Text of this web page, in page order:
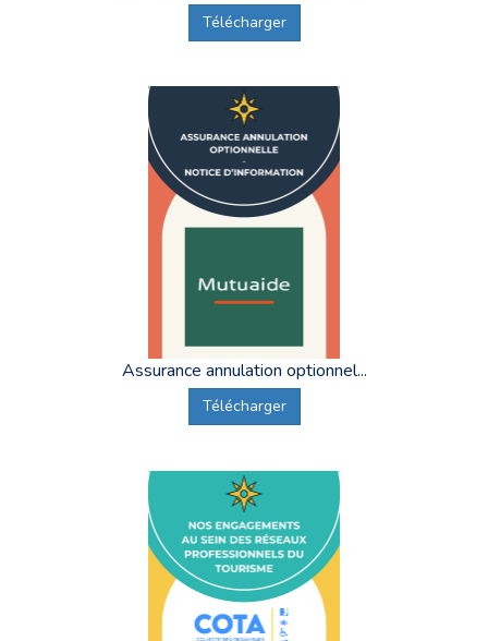
Télécharger
Assurance annulation optionnel...
Télécharger